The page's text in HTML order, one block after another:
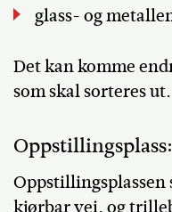
glass- og
Det kan komme
som skal sorteres ut.
Oppstillingsplass:
kjørbar vei, og